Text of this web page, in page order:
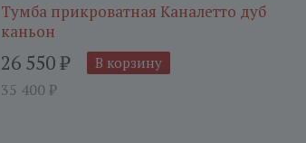
Тумба прикроватная Каналетто дуб
каньон
26 550₽
35 400 ₽
В корзину